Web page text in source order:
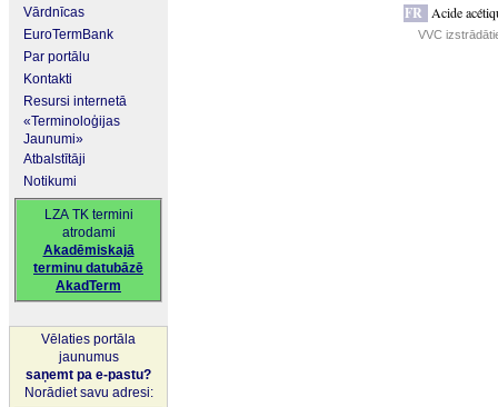
Vārdnīcas
EuroTermBank
Par portālu
Kontakti
Resursi internetā
«Terminoloģijas
Jaunumi»
Atbalstītāji
Notikumi
LZA TK termini
atrodami
Akadēmiskajā
terminu datubāzē
AkadTerm
Vēlaties portāla
jaunumus
saņemt pa e-pastu?
Norādiet savu adresi:
FR Acide
VVC